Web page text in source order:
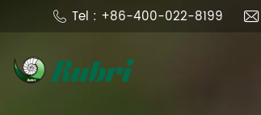
Tel : +86-400-022-8199